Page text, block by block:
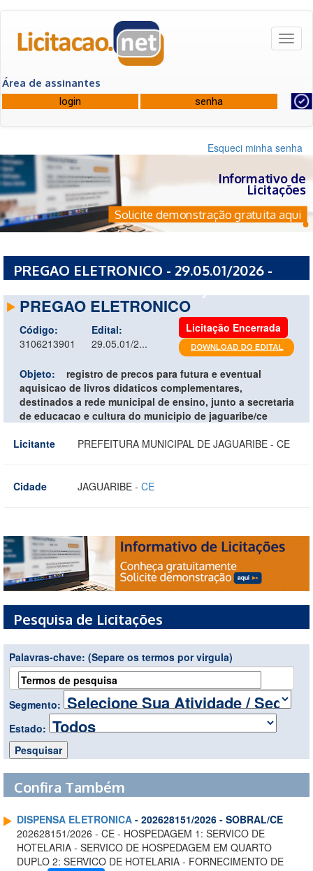
Área de assinantes
Esqueci minha senha
Informativo de
Licitações
Solicite demonstração gratuita aqui
PREGAO ELETRONICO - 29.05.01/2026 -
PREGAO ELETRONICO
Código:
3106213901
Edital:
29.05.01/2...
Licitação Encerrada
Objeto:
registro de precos para futura e eventual
aquisicao de livros didaticos complementares,
destinados a rede municipal de ensino, junto a secretaria
de educacao e cultura do municipio de jaguaribe/ce
Licitante
PREFEITURA MUNICIPAL DE JAGUARIBE - CE
Cidade JAGUARIBE - CE
Pesquisa de Licitações
Palavras-chave: (Separe os termos por virgula)
Segmento:
Estado:
Confira Também
DISPENSA ELETRONICA - 202628151/2026 - SOBRAL/CE
202628151/2026 - CE - HOSPEDAGEM 1: SERVICO DE
HOTELARIA - SERVICO DE HOSPEDAGEM EM QUARTO
DUPLO 2: SERVICO DE HOTELARIA - FORNECIMENTO DE